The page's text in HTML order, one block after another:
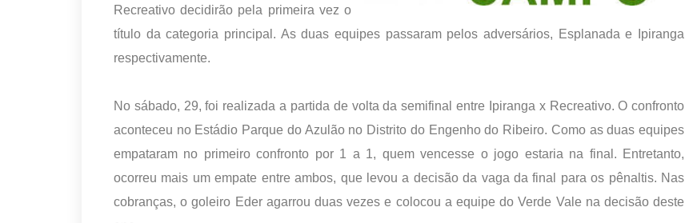
Recreativo decidirão pela primeira vez o
título da categoria principal. As duas equipes passaram pelos adversários, Esplanada e Ipiranga
respectivamente.
No sábado, 29, foi realizada a partida de volta da semifinal entre Ipiranga x Recreativo. O confronto
aconteceu no Estádio Parque do Azulão no Distrito do Engenho do Ribeiro. Como as duas equipes
empataram no primeiro confronto por 1 a 1, quem vencesse o jogo estaria na final. Entretanto,
ocorreu mais um empate entre ambos, que levou a decisão da vaga da final para os pênaltis. Nas
cobranças, o goleiro Eder agarrou duas vezes e colocou a equipe do Verde Vale na decisão deste